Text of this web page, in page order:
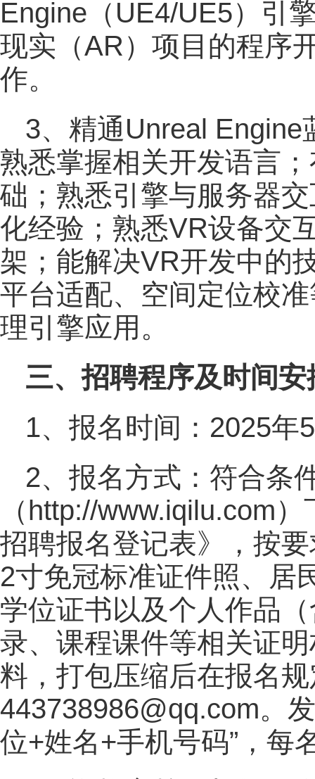
Engine（UE4/UE5）引
现实（AR）项目的程序
作。
3、精通Unreal
熟悉掌握相关开发语言
础；熟悉引擎与服务器
化经验；熟悉VR设备交
架；能解决VR开发中的
平台适配、空间定位校
理引擎应用。
三、招聘程序及时间安
1、报名时间：2025年
2、报名方式：符合条
（http://www.iqilu.com
招聘报名登记表》，按
2寸免冠标准证件照、居
学位证书以及个人作品
录、课程课件等相关证
料，打包压缩后在报名
443738986@qq.com。
位+姓名+手机号码”，每